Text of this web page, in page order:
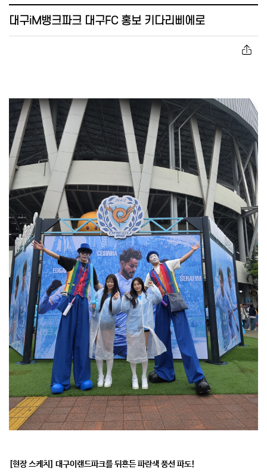
대구iM뱅크파크 대구FC 홍보 키다리삐에로
[현장 스케치] 대구이랜드파크를 뒤흔든 파란색 풍선 파도!